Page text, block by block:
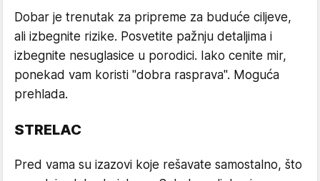
Dobar je trenutak za pripreme za buduće ciljeve,
ali izbegnite rizike. Posvetite pažnju detaljima i
izbegnite nesuglasice u porodici. Iako cenite mir,
ponekad vam koristi "dobra rasprava". Moguća
prehlada.
STRELAC
Pred vama su izazovi koje rešavate samostalno, što